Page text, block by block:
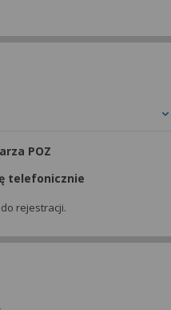
POZ
telefonicznie
rejestracji.